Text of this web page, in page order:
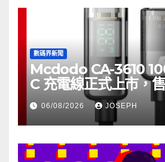
數碼界新聞
Mcdodo CA-3610
C 充電線正式上市，
06/08/2026 JOSEPH